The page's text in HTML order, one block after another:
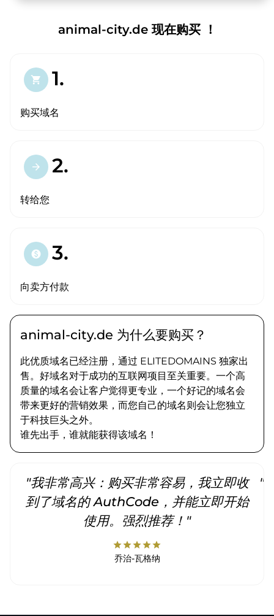
animal-city.de 现在购买 ！
shopping_cart 1.
购买域名
arrow_forward 2.
转给您
paid 3.
向卖方付款
animal-city.de 为什么要购买？
此优质域名已经注册，通过 ELITEDOMAINS 独家出
售。好域名对于成功的互联网项目至关重要。一个高
质量的域名会让客户觉得更专业，一个好记的域名会
带来更好的营销效果，而您自己的域名则会让您独立
于科技巨头之外。
谁先出手，谁就能获得该域名！
"我非常高兴：购买非常容易，我立即收
到了域名的 AuthCode，并能立即开始
使用。强烈推荐！"
starstarstarstarstar
乔治-瓦格纳
"